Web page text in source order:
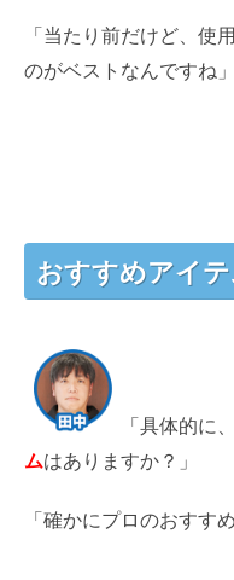
「当たり前だけど、使
のがベストなんですね」
おすすめアイ
「具体的に、
ムはありますか？」
「確かにプロのおすす